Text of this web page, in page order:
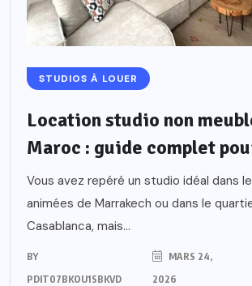
STUDIOS À LOUER
Location studio non
Maroc : guide complet
Vous avez repéré un studio idéal dans
animées de Marrakech ou dans le
Casablanca, mais...
BY
PDIT07BKOU1SBKVD
MARS 24,
2026